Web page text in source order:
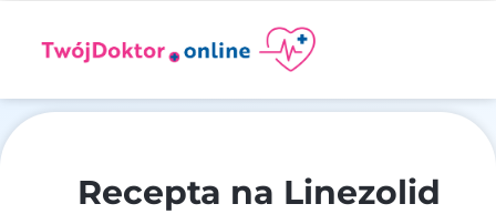
Recepta na Linezolid